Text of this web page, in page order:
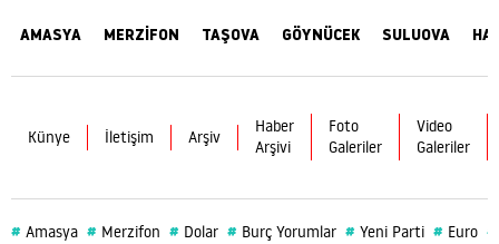
AMASYA MERZİFON TAŞOVA GÖYNÜCEK SULUOVA
Künye İletişim Arşiv
Haber
Arşivi
Foto
Galeriler
Video
Galeriler
# Amasya # Merzifon # Dolar # Burç Yorumlar # Yeni Parti # Euro #